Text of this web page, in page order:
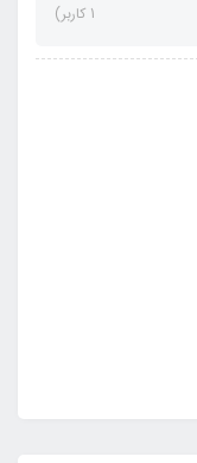
1 کاربر)